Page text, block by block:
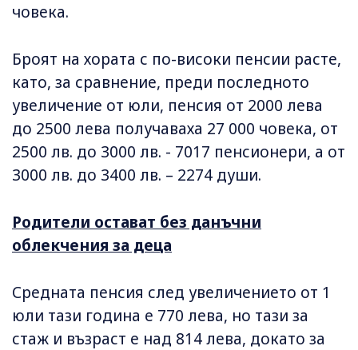
човека.
Броят на хората с по-високи пенсии расте,
като, за сравнение, преди последното
увеличение от юли, пенсия от 2000 лева
до 2500 лева получаваха 27 000 човека, от
2500 лв. до 3000 лв. - 7017 пенсионери, а от
3000 лв. до 3400 лв. – 2274 души.
Родители остават без данъчни
облекчения за деца
Средната пенсия след увеличението от 1
юли тази година е 770 лева, но тази за
стаж и възраст е над 814 лева, докато за